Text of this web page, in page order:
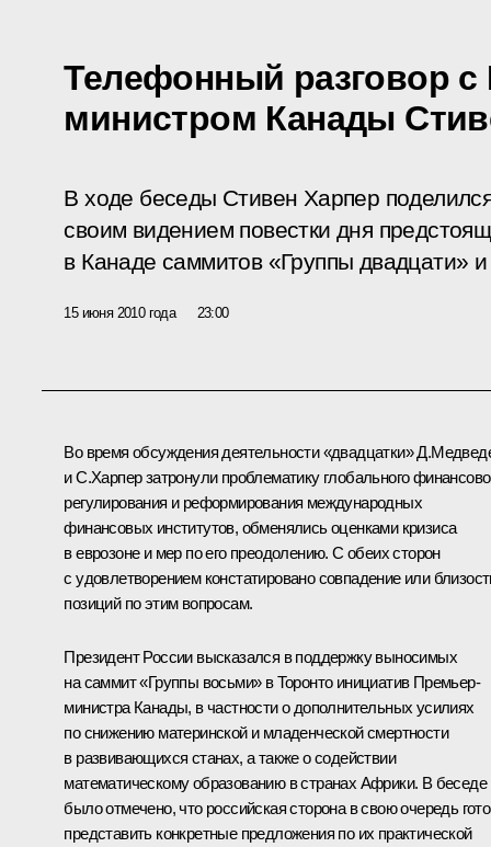
Телефонный разговор
министром Канады
В ходе беседы Стивен Харпер
своим видением повестки дня
в Канаде саммитов «Группы двадцати»
15 июня 2010 года 23:00
Во время обсуждения деятельности«двадцатки»
и С.Харпер затронули проблематику глобального
регулирования и реформирования международных
финансовых институтов, обменялись оценками кризиса
в еврозоне и мер по его преодолению. С обеих сторон
с удовлетворением констатировано совпадение или
позиций по этим вопросам.
Президент России высказался в поддержку выносимых
на саммит «Группы восьми» в Торонто инициатив Премьер-
министра Канады, в частности о дополнительных усилиях
по снижению материнской и младенческой смертности
в развивающихся станах, а также о содействии
математическому образованию в странах Африки. В беседе
было отмечено, что российская сторона в свою очередь
представить конкретные предложения по их практической